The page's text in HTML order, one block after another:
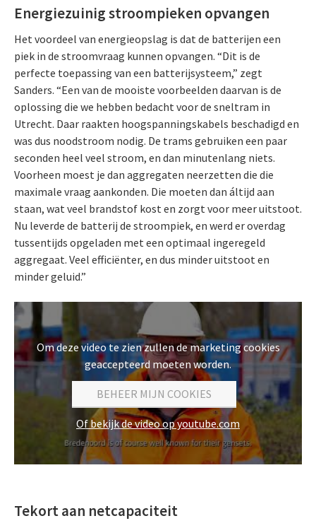
Energiezuinig stroompieken opvangen
Het voordeel van energieopslag is dat de batterijen een
piek in de stroomvraag kunnen opvangen. “Dit is de
perfecte toepassing van een batterijsysteem,” zegt
Sanders. “Een van de mooiste voorbeelden daarvan is de
oplossing die we hebben bedacht voor de sneltram in
Utrecht. Daar raakten hoogspanningskabels beschadigd en
was dus noodstroom nodig. De trams gebruiken een paar
seconden heel veel stroom, en dan minutenlang niets.
Voorheen moest je dan aggregaten neerzetten die die
maximale vraag aankonden. Die moeten dan áltijd aan
staan, wat veel brandstof kost en zorgt voor meer uitstoot.
Nu leverde de batterij de stroompiek, en werd er overdag
tussentijds opgeladen met een optimaal ingeregeld
aggregaat. Veel efficiënter, en dus minder uitstoot en
minder geluid.”
Om deze video te zien zullen de marketing cookies
geaccepteerd moeten worden.
BEHEER MIJN COOKIES
Of bekijk de video op youtube.com
Tekort aan netcapaciteit